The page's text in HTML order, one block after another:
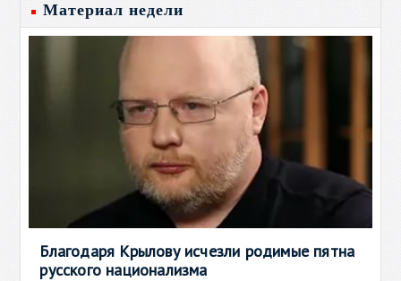
Материал недели
Благодаря Крылову исчезли родимые пятна
русского национализма